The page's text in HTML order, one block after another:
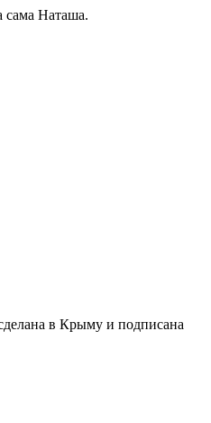
сама Наташа.
в Крыму и подписана